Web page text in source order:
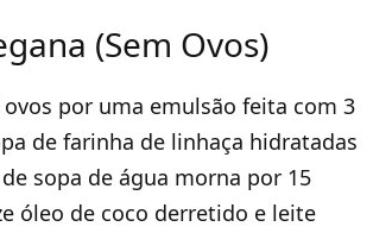
(Sem Ovos)
por uma emulsão feita com 3
de farinha de linhaça hidratadas
sopa de água morna por 15
óleo de coco derretido e leite